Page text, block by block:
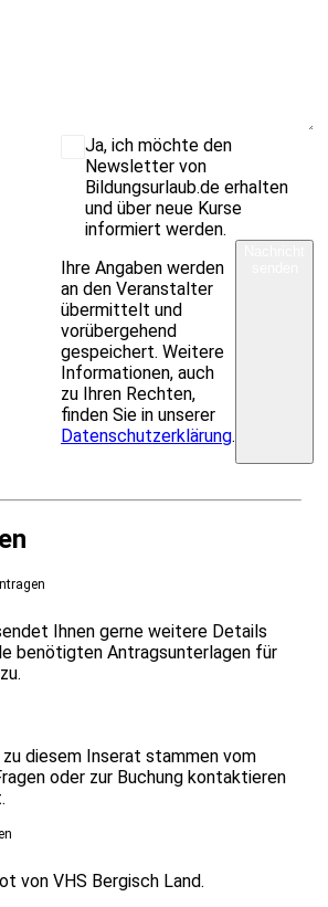
Ja, ich möchte den
Newsletter von
Bildungsurlaub.de erhalten
und über neue Kurse
informiert werden.
Ihre Angaben werden
an den Veranstalter
übermittelt und
vorübergehend
gespeichert. Weitere
Informationen, auch
zu Ihren Rechten,
finden Sie in unserer
Datenschutzerklärung.
Ihnen gerne weitere Details
benötigten Antragsunterlagen für
diesem Inserat stammen vom
oder zur Buchung kontaktieren
von VHS Bergisch Land.